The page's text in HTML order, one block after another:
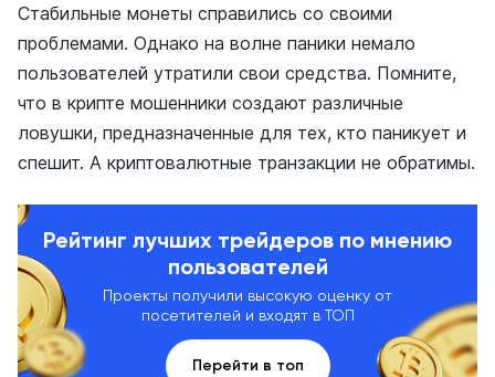
Стабильные монеты справились со своими
проблемами. Однако на волне паники немало
пользователей утратили свои средства. Помните,
что в крипте мошенники создают различные
ловушки, предназначенные для тех, кто паникует и
спешит. А криптовалютные транзакции не обратимы.
Рейтинг лучших трейдеров по мнению
пользователей
Проекты получили высокую оценку от
посетителей и входят в ТОП
Перейти в топ